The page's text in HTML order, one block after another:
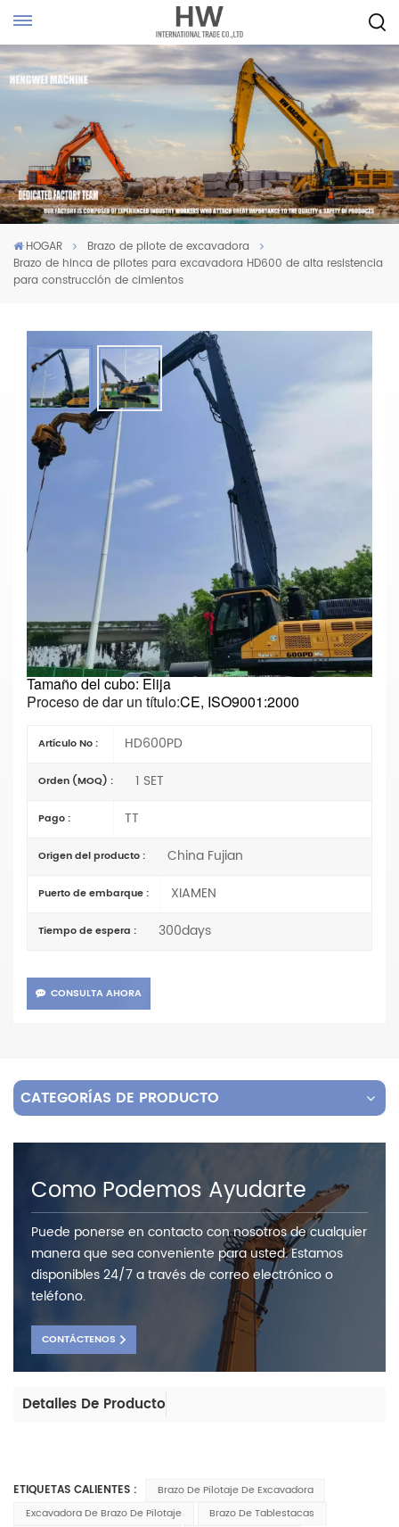
HOGAR
Brazo de pilote de excavadora
Brazo de hinca de pilotes para excavadora HD600 de alta resistencia
para construcción de cimientos
Brazo De Hinca De Pilotes Para
Excavadora HD600 De Alta Resistencia
Para Construcción De Cimientos
Parámetros principales
Modelo n.°: HD600PD
Tipo: Brazo excavador de pilotes
Longitud: Elige
Materiales:Q355B o Q690D
Condición: Nuevo
Tipo de cilindro de brazo:Tipo de comercio exterior
(extranjero)
Especificación: OEM
Tamaño del cubo: Elija
Proceso de dar un título:CE, ISO9001:2000
Artículo No : HD600PD
Orden (MOQ) : 1 SET
Pago : TT
Origen del producto : China Fujian
Puerto de embarque : XIAMEN
Tiempo de espera : 300days
CONSULTA AHORA
CATEGORÍAS DE PRODUCTO
Como Podemos Ayudarte
Puede ponerse en contacto con nosotros de cualquier
manera que sea conveniente para usted. Estamos
disponibles 24/7 a través de correo electrónico o
teléfono.
CONTÁCTENOS
Detalles De Producto
ETIQUETAS CALIENTES :
Brazo De Pilotaje De Excavadora
Excavadora De Brazo De Pilotaje
Brazo De Tablestacas